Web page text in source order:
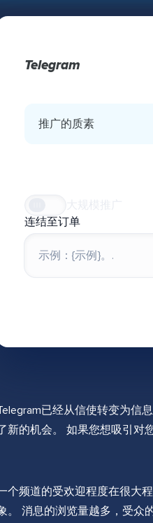
Telegram
推广的质素
连结至订单
已经从信使转变为信
新的机会。 如果您想吸引对
个频道的受欢迎程度在很大
。 消息的浏览量越多，受众